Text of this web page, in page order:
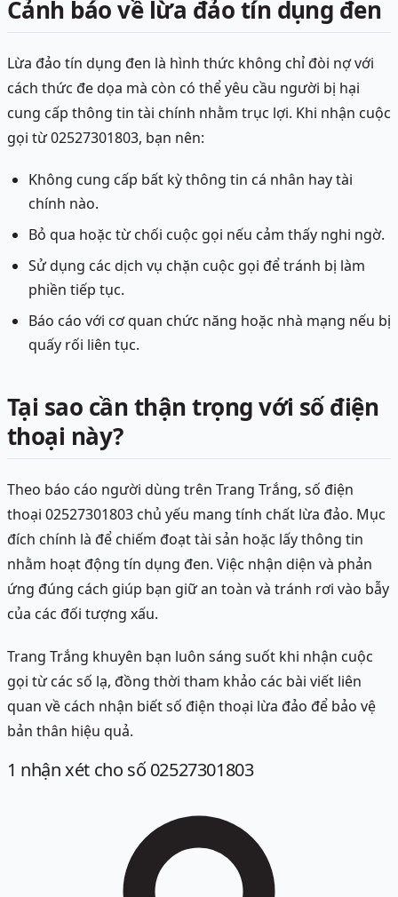
Cảnh báo về lừa đảo tín dụng đen
Lừa đảo tín dụng đen là hình thức không chỉ đòi nợ với
cách thức đe dọa mà còn có thể yêu cầu người bị hại
cung cấp thông tin tài chính nhằm trục lợi. Khi nhận cuộc
gọi từ 02527301803, bạn nên:
Không cung cấp bất kỳ thông tin cá nhân hay tài
chính nào.
Bỏ qua hoặc từ chối cuộc gọi nếu cảm thấy nghi ngờ.
Sử dụng các dịch vụ chặn cuộc gọi để tránh bị làm
phiền tiếp tục.
Báo cáo với cơ quan chức năng hoặc nhà mạng nếu bị
quấy rối liên tục.
Tại sao cần thận trọng với số điện
thoại này?
Theo báo cáo người dùng trên Trang Trắng, số điện
thoại 02527301803 chủ yếu mang tính chất lừa đảo. Mục
đích chính là để chiếm đoạt tài sản hoặc lấy thông tin
nhằm hoạt động tín dụng đen. Việc nhận diện và phản
ứng đúng cách giúp bạn giữ an toàn và tránh rơi vào bẫy
của các đối tượng xấu.
Trang Trắng khuyên bạn luôn sáng suốt khi nhận cuộc
gọi từ các số lạ, đồng thời tham khảo các bài viết liên
quan về cách nhận biết số điện thoại lừa đảo để bảo vệ
bản thân hiệu quả.
1 nhận xét cho số 02527301803